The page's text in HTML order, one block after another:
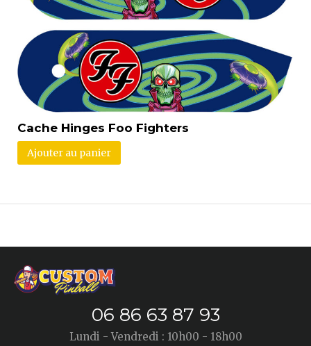
Cache Hinges Foo Fighters
Ajouter au panier
06 86 63 87 93
Lundi - Vendredi : 10h00 - 18h00